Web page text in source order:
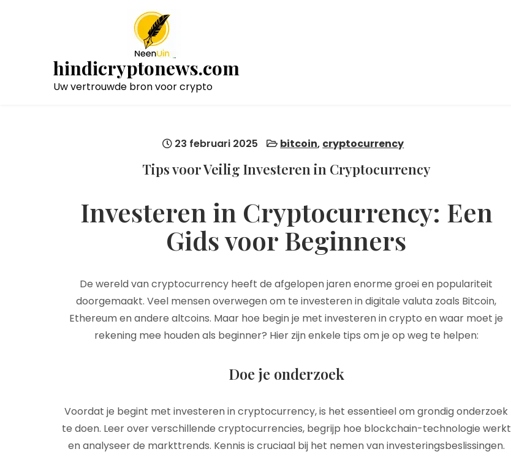
hindicryptonews.com
Uw vertrouwde bron voor crypto
23 februari 2025 bitcoin, cryptocurrency
Tips voor Veilig Investeren in Cryptocurrency
Investeren in Cryptocurrency: Een
Gids voor Beginners
De wereld van cryptocurrency heeft de afgelopen jaren enorme groei en populariteit
doorgemaakt. Veel mensen overwegen om te investeren in digitale valuta zoals Bitcoin,
Ethereum en andere altcoins. Maar hoe begin je met investeren in crypto en waar moet je
rekening mee houden als beginner? Hier zijn enkele tips om je op weg te helpen:
Doe je onderzoek
Voordat je begint met investeren in cryptocurrency, is het essentieel om grondig onderzoek
te doen. Leer over verschillende cryptocurrencies, begrijp hoe blockchain-technologie werkt
en analyseer de markttrends. Kennis is cruciaal bij het nemen van investeringsbeslissingen.